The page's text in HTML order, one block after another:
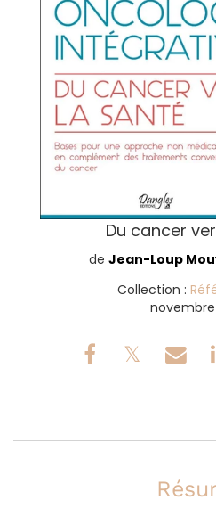
Du cancer
de Jean-Loup
Collection :
novembre